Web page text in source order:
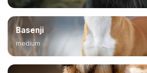
Basenji
medium